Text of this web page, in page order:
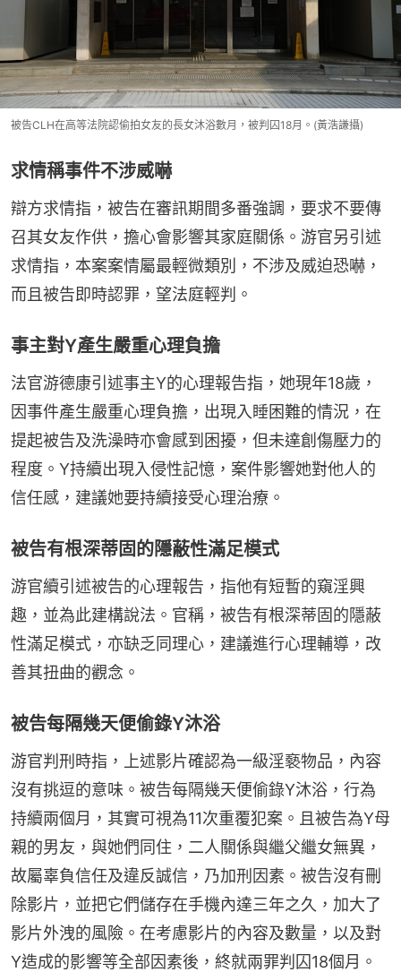
被告CLH在高等法院認偷拍女友的長女沐浴數月，被判囚18月。(黃浩謙攝)
求情稱事件不涉威嚇
辯方求情指，被告在審訊期間多番強調，要求不要傳
召其女友作供，擔心會影響其家庭關係。游官另引述
求情指，本案案情屬最輕微類別，不涉及威迫恐嚇，
而且被告即時認罪，望法庭輕判。
事主對Y產生嚴重心理負擔
法官游德康引述事主Y的心理報告指，她現年18歲，
因事件產生嚴重心理負擔，出現入睡困難的情況，在
提起被告及洗澡時亦會感到困擾，但未達創傷壓力的
程度。Y持續出現入侵性記憶，案件影響她對他人的
信任感，建議她要持續接受心理治療。
被告有根深蒂固的隱蔽性滿足模式
游官續引述被告的心理報告，指他有短暫的窺淫興
趣，並為此建構說法。官稱，被告有根深蒂固的隱蔽
性滿足模式，亦缺乏同理心，建議進行心理輔導，改
善其扭曲的觀念。
被告每隔幾天便偷錄Y沐浴
游官判刑時指，上述影片確認為一級淫褻物品，內容
沒有挑逗的意味。被告每隔幾天便偷錄Y沐浴，行為
持續兩個月，其實可視為11次重覆犯案。且被告為Y母
親的男友，與她們同住，二人關係與繼父繼女無異，
故屬辜負信任及違反誠信，乃加刑因素。被告沒有刪
除影片，並把它們儲存在手機內達三年之久，加大了
影片外洩的風險。在考慮影片的內容及數量，以及對
Y造成的影響等全部因素後，終就兩罪判囚18個月。